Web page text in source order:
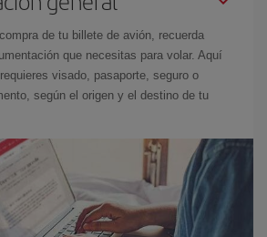
de tu billete de avión, recuerda
que necesitas para volar. Aquí
visado, pasaporte, seguro o
según el origen y el destino de tu